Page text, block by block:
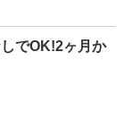
でOK!2ヶ月か